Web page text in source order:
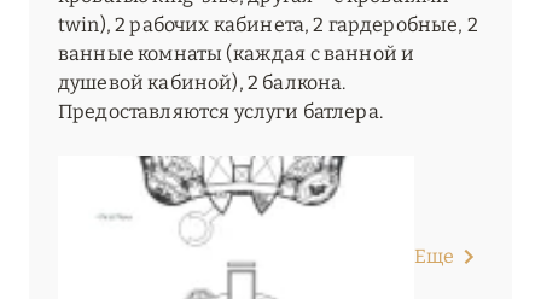
twin), 2 рабочих кабинета, 2 гардеробные, 2
ванные комнаты (каждая с ванной и
душевой кабиной), 2 балкона.
Предоставляются услуги батлера.
Еще